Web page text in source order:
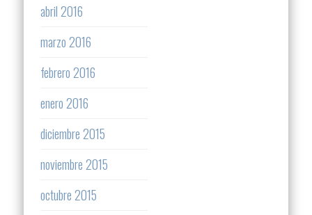
abril 2016
marzo 2016
febrero 2016
enero 2016
diciembre 2015
noviembre 2015
octubre 2015